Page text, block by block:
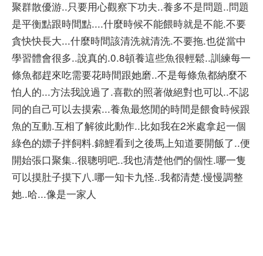
聚群散優游..只要用心觀察下功夫..養多不是問題..問題
是平衡點跟時間點....什麼時候不能餵時就是不能.不要
貪快快長大...什麼時間該清洗就清洗.不要拖.也從當中
學習體會很多..說真的.0.8頓養這些魚很輕鬆..訓練每一
條魚都趕來吃需要花時間跟她磨..不是每條魚都納麼不
怕人的...方法我說過了.喜歡的照著做絕對也可以..不認
同的自己可以去摸索...養魚最悠閒的時間是餵食時候跟
魚的互動.互相了解彼此動作..比如我在2米處拿起一個
綠色的嫖子拌飼料.錦鯉看到之後馬上知道要開飯了..便
開始張口聚集..很聰明吧..我也清楚他們的個性.哪一隻
可以摸肚子摸下八.哪一知卡九怪..我都清楚.慢慢調整
她..哈...像是一家人